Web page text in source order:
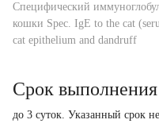
Специфический
кошки Spec. IgE to the cat
cat epithelium and dandruff
Срок выполнения
до 3 суток. Указанный срок